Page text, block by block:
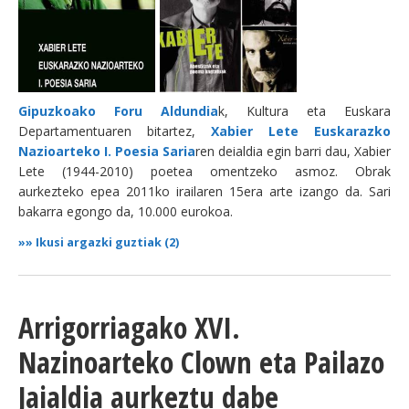
Gipuzkoako Foru Aldundiak, Kultura eta Euskara
Departamentuaren bitartez, Xabier Lete Euskarazko
Nazioarteko I. Poesia Sariaren deialdia egin barri dau, Xabier
Lete (1944-2010) poetea omentzeko asmoz. Obrak
aurkezteko epea 2011ko irailaren 15era arte izango da. Sari
bakarra egongo da, 10.000 eurokoa.
»» Ikusi argazki guztiak (2)
Arrigorriagako XVI.
Nazinoarteko Clown eta Pailazo
Jaialdia aurkeztu dabe